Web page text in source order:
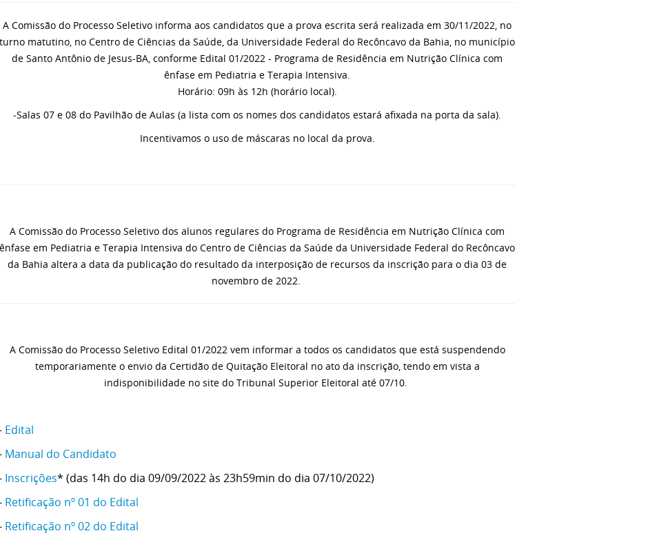
A Comissão do Processo Seletivo informa aos candidatos que a prova escrita será realizada em 30/11/2022, no
turno matutino, no Centro de Ciências da Saúde, da Universidade Federal do Recôncavo da Bahia, no município
de Santo Antônio de Jesus-BA, conforme Edital 01/2022 - Programa de Residência em Nutrição Clínica com
ênfase em Pediatria e Terapia Intensiva.
Horário: 09h às 12h (horário local).
-Salas 07 e 08 do Pavilhão de Aulas (a lista com os nomes dos candidatos estará afixada na porta da sala).
Incentivamos o uso de máscaras no local da prova.
A Comissão do Processo Seletivo dos alunos regulares do Programa de Residência em Nutrição Clínica com
ênfase em Pediatria e Terapia Intensiva do Centro de Ciências da Saúde da Universidade Federal do Recôncavo
da Bahia altera a data da publicação do resultado da interposição de recursos da inscrição para o dia 03 de
novembro de 2022.
A Comissão do Processo Seletivo Edital 01/2022 vem informar a todos os candidatos que está suspendendo
temporariamente o envio da Certidão de Quitação Eleitoral no ato da inscrição, tendo em vista a
indisponibilidade no site do Tribunal Superior Eleitoral até 07/10.
Edital
Manual do Candidato
Inscrições* (das 14h do dia 09/09/2022 às 23h59min do dia 07/10/2022)
Retificação nº 01 do Edital
Retificação nº 02 do Edital